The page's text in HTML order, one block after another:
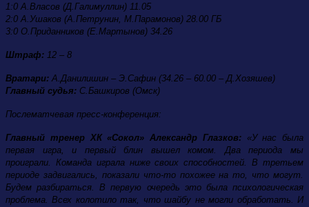
1:0 А.Власов (Д.Галимуллин) 11.05
2:0 А.Ушаков (А.Петрунин, М.Парамонов) 28.00 ГБ
3:0 О.Приданников (Е.Мартынов) 34.26
Штраф: 12 – 8
Вратари: А.Данилишин – Э.Сафин (34.26 – 60.00 – Д.Хозяшев)
Главный судья: С.Башкиров (Омск)
Послематчевая пресс-конференция:
Главный тренер ХК «Сокол» Александр Глазков:«У нас была
первая игра, и первый блин вышел комом. Два периода мы
проиграли. Команда играла ниже своих способностей. В третьем
периоде задвигались, показали что-то похожее на то, что могут.
Будем разбираться. В первую очередь это была психологическая
проблема. Всех колотило так, что шайбу не могли обработать. И